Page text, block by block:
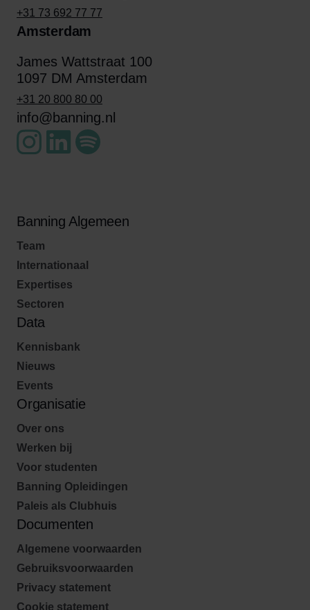
+31 73 692 77 77
Amsterdam
James Wattstraat 100
1097 DM Amsterdam
+31 20 800 80 00
info@banning.nl
Banning Algemeen
Team
Internationaal
Expertises
Sectoren
Data
Kennisbank
Nieuws
Events
Organisatie
Over ons
Werken bij
Voor studenten
Banning Opleidingen
Paleis als Clubhuis
Documenten
Algemene voorwaarden
Gebruiksvoorwaarden
Privacy statement
Cookie statement